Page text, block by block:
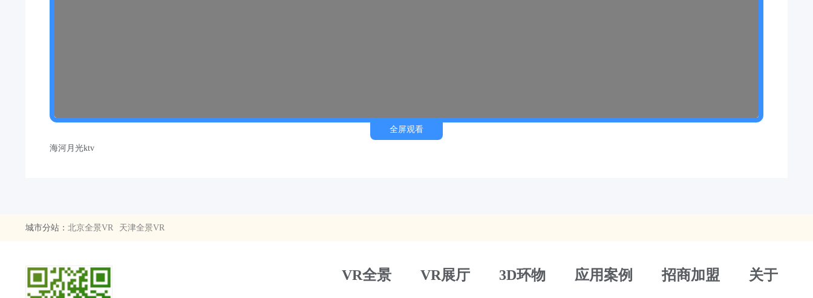
全屏观看
海河月光ktv
城市分站： 北京全景VR 天津全景VR
VR全景 VR展厅 3D环物 应用案例 招商加盟 关于